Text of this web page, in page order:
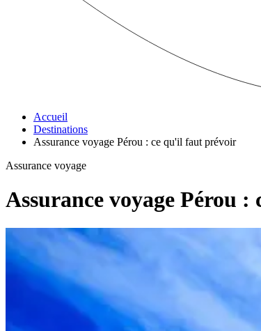
Accueil
Destinations
Assurance voyage Pérou : ce qu'il faut prévoir
Assurance voyage
Assurance voyage Pérou